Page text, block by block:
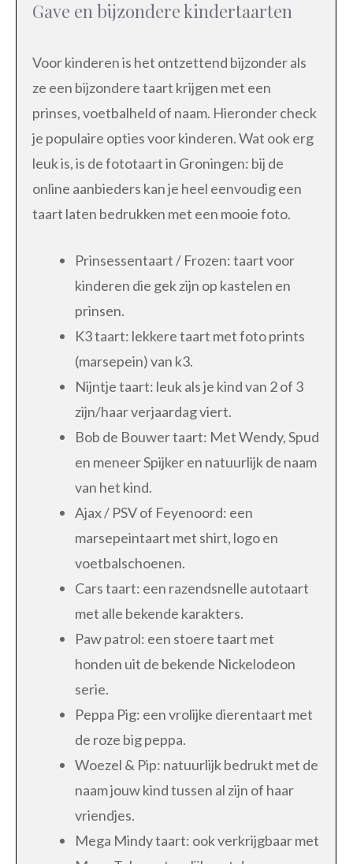
Gave en bijzondere kindertaarten
Voor kinderen is het ontzettend bijzonder als
ze een bijzondere taart krijgen met een
prinses, voetbalheld of naam. Hieronder check
je populaire opties voor kinderen. Wat ook erg
leuk is, is de fototaart in Groningen: bij de
online aanbieders kan je heel eenvoudig een
taart laten bedrukken met een mooie foto.
Prinsessentaart / Frozen: taart voor
kinderen die gek zijn op kastelen en
prinsen.
K3 taart: lekkere taart met foto prints
(marsepein) van k3.
Nijntje taart: leuk als je kind van 2 of 3
zijn/haar verjaardag viert.
Bob de Bouwer taart: Met Wendy, Spud
en meneer Spijker en natuurlijk de naam
van het kind.
Ajax / PSV of Feyenoord: een
marsepeintaart met shirt, logo en
voetbalschoenen.
Cars taart: een razendsnelle autotaart
met alle bekende karakters.
Paw patrol: een stoere taart met
honden uit de bekende Nickelodeon
serie.
Peppa Pig: een vrolijke dierentaart met
de roze big peppa.
Woezel & Pip: natuurlijk bedrukt met de
naam jouw kind tussen al zijn of haar
vriendjes.
Mega Mindy taart: ook verkrijgbaar met